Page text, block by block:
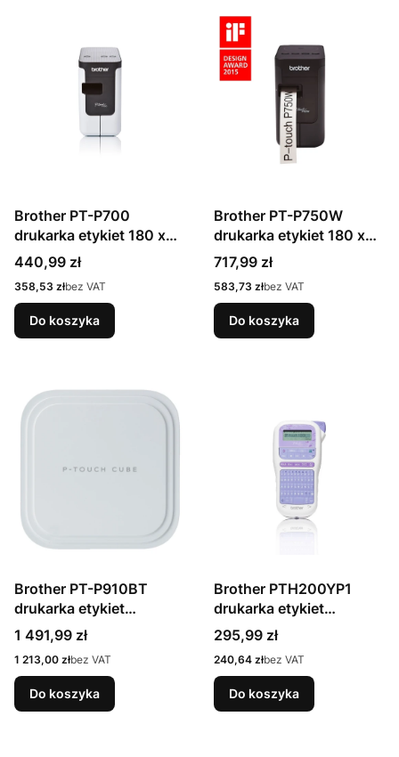
Brother PT-P700
drukarka etykiet 180 x
180 DPI 30 mm/s
Przewodowa TZe
Cena
440,99 zł
Cena
358,53 złbez VAT
Do koszyka
Brother PT-P750W
drukarka etykiet 180 x
180 DPI 30 mm/s
Przewodowy i
Bezprzewodowy
HSE/TZe Wi-Fi
Cena
717,99 zł
Cena
583,73 złbez VAT
Do koszyka
Brother PT-P910BT
drukarka etykiet
Termotransferowy 360 x
360 DPI Przewodowy i
Bezprzewodowy TZe
Bluetooth
Cena
1 491,99 zł
Cena
1 213,00 złbez VAT
Do koszyka
Brother PTH200YP1
drukarka etykiet
Termotransferowy 180 x
180 DPI TZe QWERTY
Cena
295,99 zł
Cena
240,64 złbez VAT
Do koszyka